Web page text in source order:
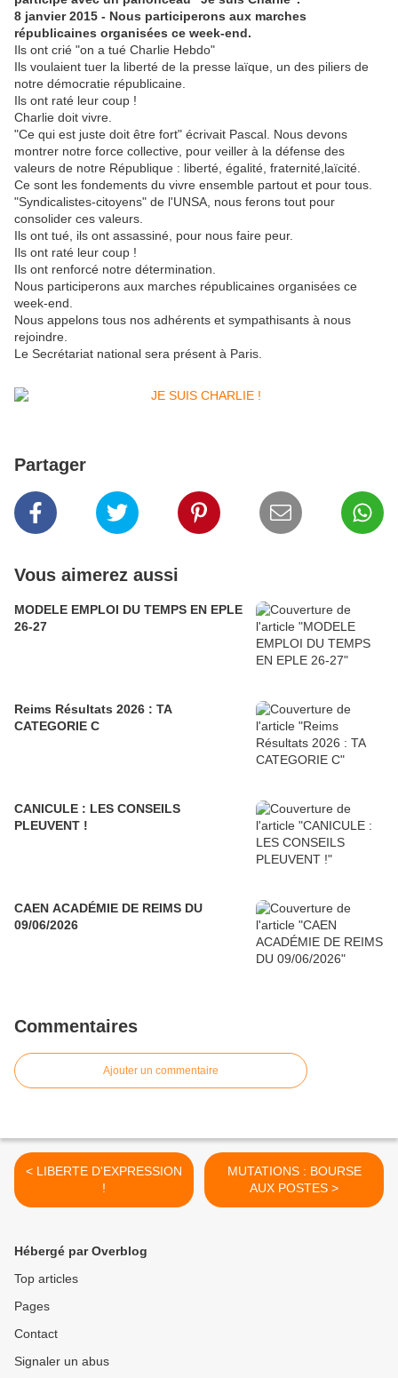
8 janvier 2015 - Nous participerons aux marches
républicaines organisées ce week-end.
Ils ont crié "on a tué Charlie Hebdo"
Ils voulaient tuer la liberté de la presse laïque, un des piliers de
notre démocratie républicaine.
Ils ont raté leur coup !
Charlie doit vivre.
"Ce qui est juste doit être fort" écrivait Pascal. Nous devons
montrer notre force collective, pour veiller à la défense des
valeurs de notre République : liberté, égalité, fraternité,laïcité.
Ce sont les fondements du vivre ensemble partout et pour tous.
"Syndicalistes-citoyens" de l'UNSA, nous ferons tout pour
consolider ces valeurs.
Ils ont tué, ils ont assassiné, pour nous faire peur.
Ils ont raté leur coup !
Ils ont renforcé notre détermination.
Nous participerons aux marches républicaines organisées ce
week-end.
Nous appelons tous nos adhérents et sympathisants à nous
rejoindre.
Le Secrétariat national sera présent à Paris.
Partager
Vous aimerez aussi
MODELE EMPLOI DU TEMPS EN EPLE
26-27
Reims Résultats 2026 : TA
CATEGORIE C
CANICULE : LES CONSEILS
PLEUVENT !
CAEN ACADÉMIE DE REIMS DU
09/06/2026
Commentaires
Ajouter un commentaire
< LIBERTE D'EXPRESSION
!
MUTATIONS : BOURSE
AUX POSTES >
Hébergé par Overblog
Top articles
Pages
Contact
Signaler un abus